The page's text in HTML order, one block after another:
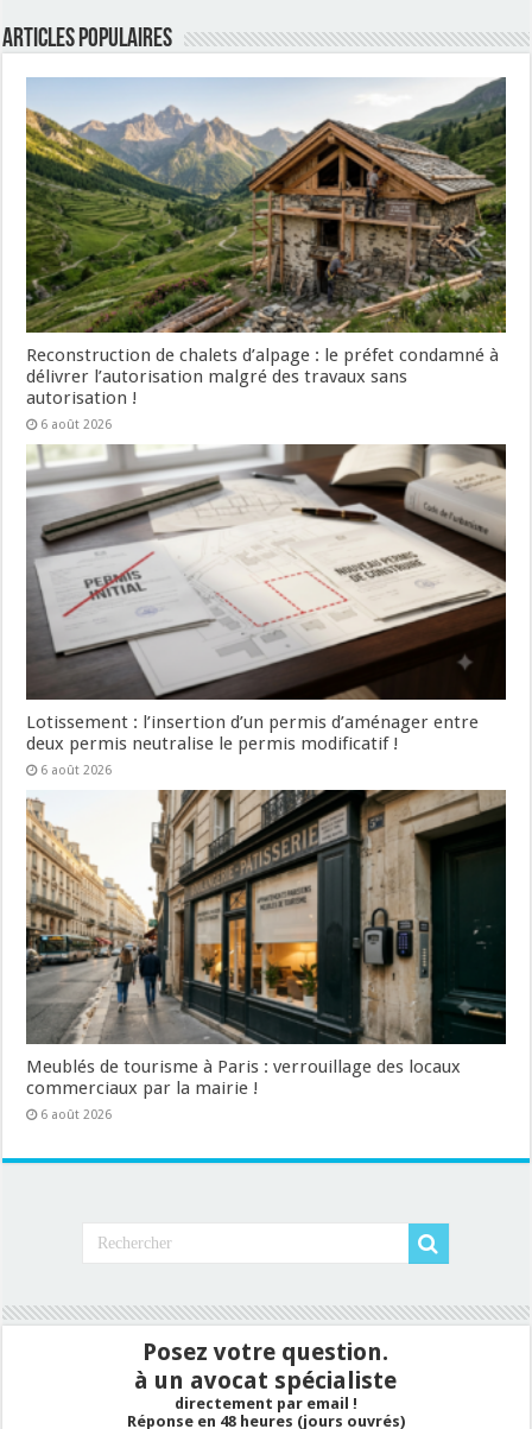
Articles populaires
Reconstruction de chalets d’alpage : le préfet condamné à
délivrer l’autorisation malgré des travaux sans
autorisation !
6 août 2026
Lotissement : l’insertion d’un permis d’aménager entre
deux permis neutralise le permis modificatif !
6 août 2026
Meublés de tourisme à Paris : verrouillage des locaux
commerciaux par la mairie !
6 août 2026
Posez votre question.
à un avocat spécialiste
directement par email !
Réponse en 48 heures (jours ouvrés)